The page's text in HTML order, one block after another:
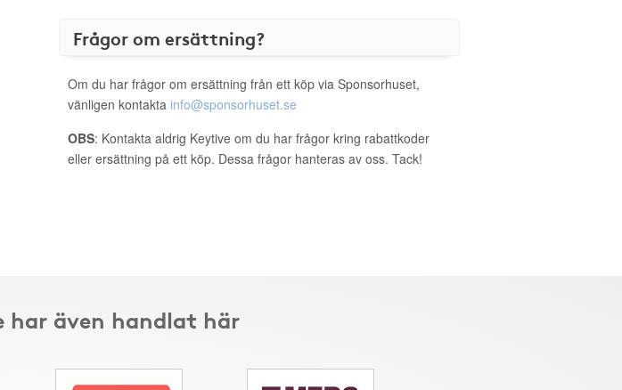
Frågor om ersättning?
Om du har frågor om ersättning från ett köp via Sponsorhuset,
vänligen kontakta info@sponsorhuset.se
OBS: Kontakta aldrig Keytive om du har frågor kring rabattkoder
eller ersättning på ett köp. Dessa frågor hanteras av oss. Tack!
har även handlat här